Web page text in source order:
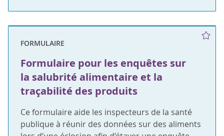
FORMULAIRE
Formulaire pour les enquêtes sur
la salubrité alimentaire et la
traçabilité des produits
Ce formulaire aide les inspecteurs de la santé
publique à réunir des données sur des aliments